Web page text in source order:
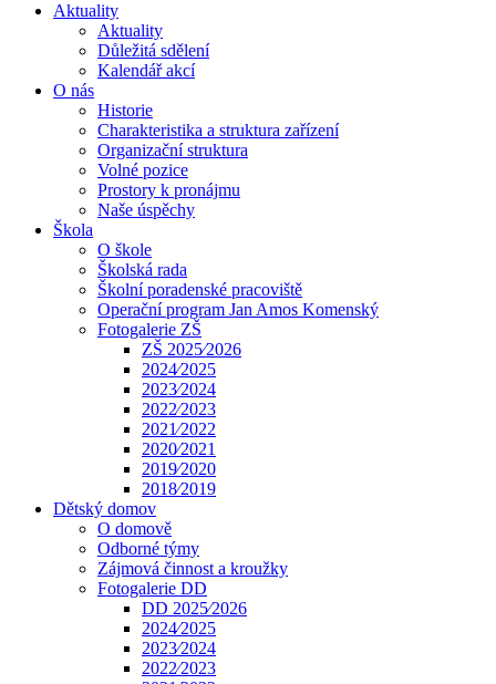
Aktuality
Aktuality
Důležitá sdělení
Kalendář akcí
O nás
Historie
Charakteristika a struktura zařízení
Organizační struktura
Volné pozice
Prostory k pronájmu
Naše úspěchy
Škola
O škole
Školská rada
Školní poradenské pracoviště
Operační program Jan Amos Komenský
Fotogalerie ZŠ
ZŠ 2025⁄2026
2024⁄2025
2023⁄2024
2022⁄2023
2021⁄2022
2020⁄2021
2019⁄2020
2018⁄2019
Dětský domov
O domově
Odborné týmy
Zájmová činnost a kroužky
Fotogalerie DD
DD 2025⁄2026
2024⁄2025
2023⁄2024
2022⁄2023